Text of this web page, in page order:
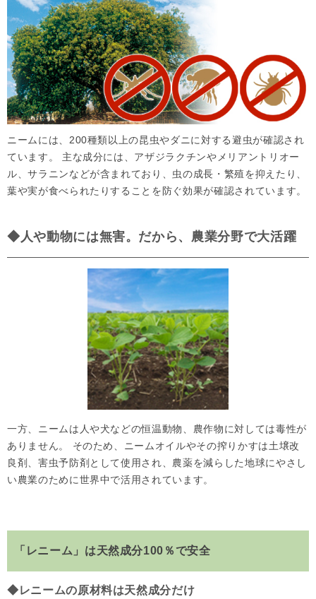
ニームには、200種類以上の昆虫やダニに対する避虫が確認され
ています。 主な成分には、アザジラクチンやメリアントリオー
ル、サラニンなどが含まれており、虫の成長・繁殖を抑えたり、
葉や実が食べられたりすることを防ぐ効果が確認されています。
◆人や動物には無害。だから、農業分野で大活躍
一方、ニームは人や犬などの恒温動物、農作物に対しては毒性が
ありません。 そのため、ニームオイルやその搾りかすは土壌改
良剤、害虫予防剤として使用され、農薬を減らした地球にやさし
い農業のために世界中で活用されています。
「レニーム」は天然成分100％で安全
◆レニームの原材料は天然成分だけ